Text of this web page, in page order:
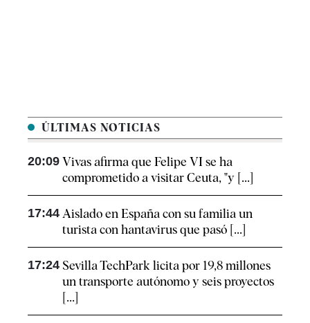
ÚLTIMAS NOTICIAS
20:09 Vivas afirma que Felipe VI se ha
comprometido a visitar Ceuta, "y [...]
17:44 Aislado en España con su familia un
turista con hantavirus que pasó [...]
17:24 Sevilla TechPark licita por 19,8 millones
un transporte autónomo y seis proyectos
[...]